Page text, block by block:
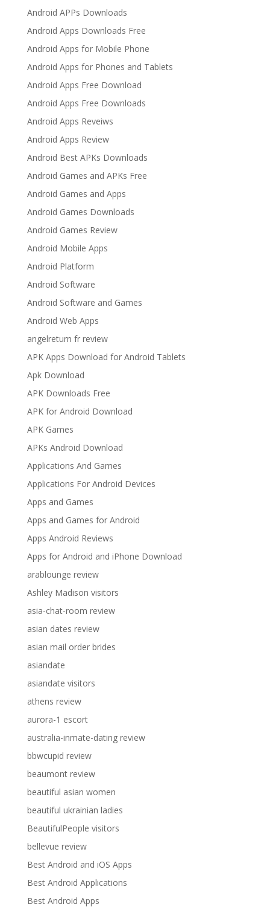
Android APPs Downloads
Android Apps Downloads Free
Android Apps for Mobile Phone
Android Apps for Phones and Tablets
Android Apps Free Download
Android Apps Free Downloads
Android Apps Reveiws
Android Apps Review
Android Best APKs Downloads
Android Games and APKs Free
Android Games and Apps
Android Games Downloads
Android Games Review
Android Mobile Apps
Android Platform
Android Software
Android Software and Games
Android Web Apps
angelreturn fr review
APK Apps Download for Android Tablets
Apk Download
APK Downloads Free
APK for Android Download
APK Games
APKs Android Download
Applications And Games
Applications For Android Devices
Apps and Games
Apps and Games for Android
Apps Android Reviews
Apps for Android and iPhone Download
arablounge review
Ashley Madison visitors
asia-chat-room review
asian dates review
asian mail order brides
asiandate
asiandate visitors
athens review
aurora-1 escort
australia-inmate-dating review
bbwcupid review
beaumont review
beautiful asian women
beautiful ukrainian ladies
BeautifulPeople visitors
bellevue review
Best Android and iOS Apps
Best Android Applications
Best Android Apps